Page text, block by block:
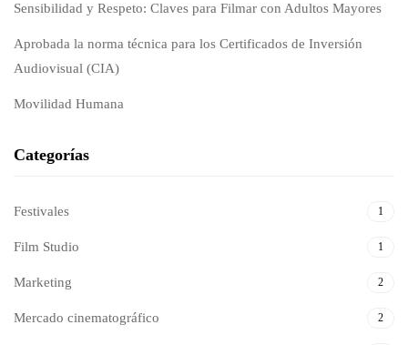
Sensibilidad y Respeto: Claves para Filmar con Adultos Mayores
Aprobada la norma técnica para los Certificados de Inversión
Audiovisual (CIA)
Movilidad Humana
Categorías
Festivales 1
Film Studio 1
Marketing 2
Mercado cinematográfico 2